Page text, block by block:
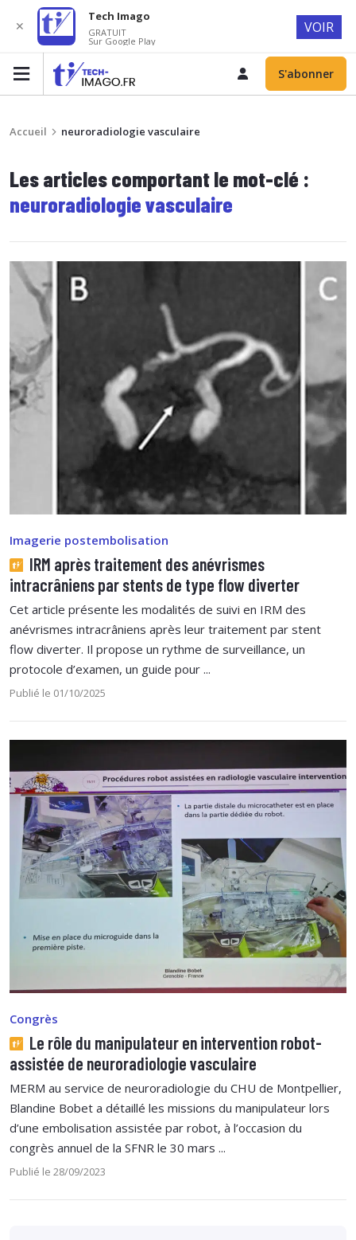
S'abonner
Accueil neuroradiologie vasculaire
Les articles comportant le mot-clé :
neuroradiologie vasculaire
Imagerie postembolisation
IRM après traitement des anévrismes
intracrâniens par stents de type flow diverter
Cet article présente les modalités de suivi en IRM des
anévrismes intracrâniens après leur traitement par stent
flow diverter. Il propose un rythme de surveillance, un
protocole d’examen, un guide pour ...
Publié le 01/10/2025
Congrès
Le rôle du manipulateur en intervention robot-
assistée de neuroradiologie vasculaire
MERM au service de neuroradiologie du CHU de Montpellier,
Blandine Bobet a détaillé les missions du manipulateur lors
d’une embolisation assistée par robot, à l’occasion du
congrès annuel de la SFNR le 30 mars ...
Publié le 28/09/2023
✕
Tech Imago
GRATUIT
Sur Google Play
VOIR